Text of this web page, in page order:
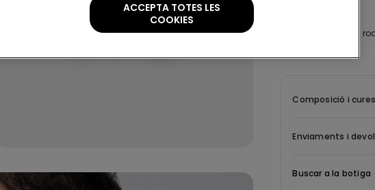
Samarreta de coll
Composició i cures
Enviaments i
Buscar a la botiga
ACCEPTA TOTES LES
COOKIES